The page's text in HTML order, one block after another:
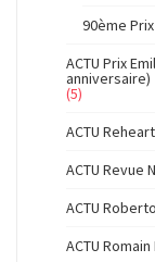
90ème
ACTU Prix
anniversaire)
(5)
ACTU
ACTU Revue
ACTU
ACTU